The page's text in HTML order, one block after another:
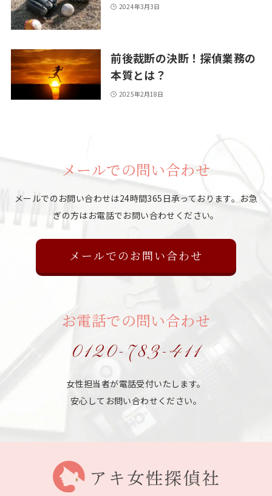
2024年3月3日
前後裁断の決断！探偵業務の
本質とは？
2025年2月18日
メールでの問い合わせ
メールでのお問い合わせは24時間365日承っております。 お急
ぎの方はお電話でお問い合わせください。
メールでのお問い合わせ
お電話での問い合わせ
0120-783-411
女性担当者が電話受付いたします。
安心してお問い合わせください。